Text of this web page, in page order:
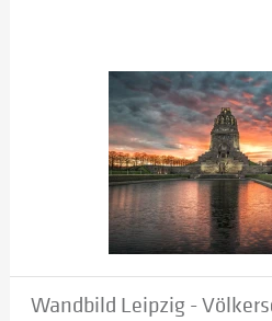
Wandbild Leipzig -